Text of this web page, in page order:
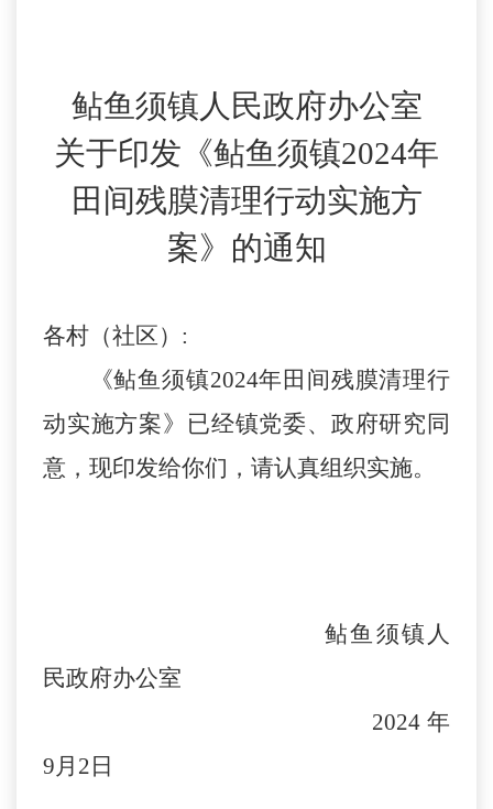
鲇鱼须镇人民政府办公室
关于印发《鲇鱼须镇2024年
田间残膜清理行动实施方
案》的通知
各村（社区） :
《鲇鱼须镇2024年田间残膜清理行
动实施方案》已经镇党委、政府研究同
意，现印发给你们，请认真组织实施。
鲇鱼须镇人
民政府办公室
2024年
9月 2 日